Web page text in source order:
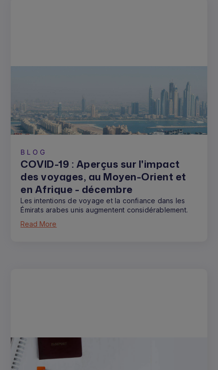
BLOG
COVID-19 : Aperçus sur l'impact
des voyages, au Moyen-Orient et
en Afrique - décembre
Les intentions de voyage et la confiance dans les
Émirats arabes unis augmentent considérablement.
Read More